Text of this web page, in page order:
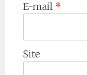
E-mail *
Site